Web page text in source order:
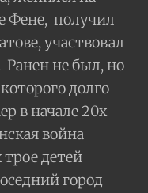
Фене, получил
участвовал
Ранен не был, но
долго
в начале 20х
война
детей
город